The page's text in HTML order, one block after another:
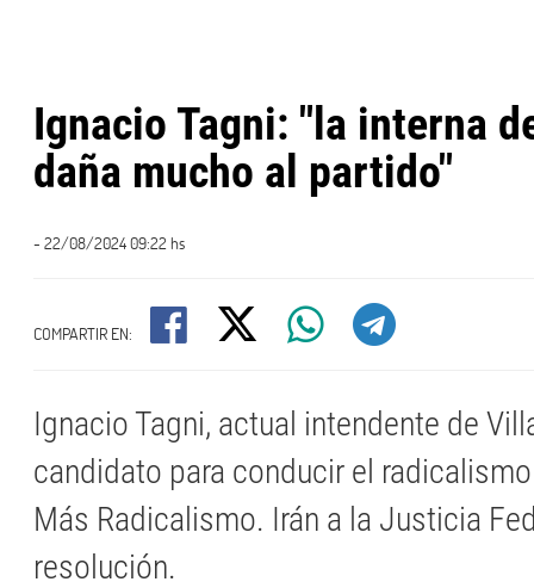
Ignacio Tagni: "la interna
daña mucho al partido"
- 22/08/2024 09:22 hs
COMPARTIR EN:
Ignacio Tagni, actual intendente de
candidato para conducir el
Más Radicalismo. Irán a la Justicia
resolución.